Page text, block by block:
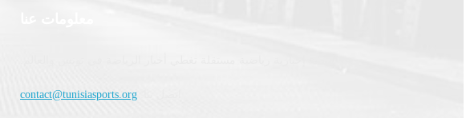
اتصل بنا:contact@tunisiasports.org